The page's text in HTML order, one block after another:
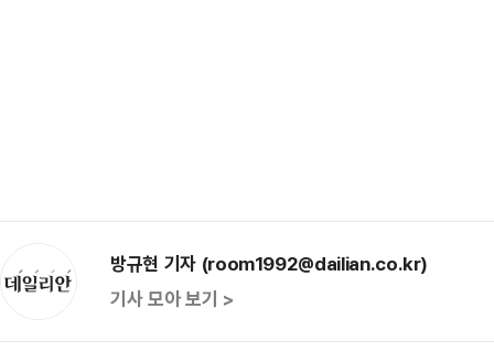
방규현 기자 (room1992@dailian.co.kr)
기사 모아 보기 >